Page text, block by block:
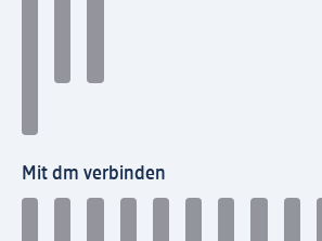
Mit dm verbinden